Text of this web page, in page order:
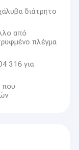
διάτρητο
από
πλέγμα
316 για
που